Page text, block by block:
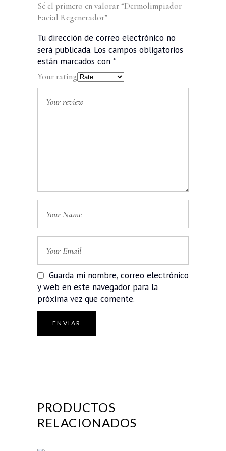
Sé el primero en valorar “Dermolimpiador
Facial Regenerador”
Tu dirección de correo electrónico no
será publicada. Los campos obligatorios
están marcados con *
Your rating
Guarda mi nombre, correo electrónico
y web en este navegador para la
próxima vez que comente.
PRODUCTOS
RELACIONADOS